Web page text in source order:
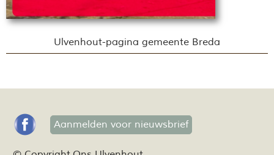
Ulvenhout-pagina gemeente Breda
Aanmelden voor nieuwsbrief